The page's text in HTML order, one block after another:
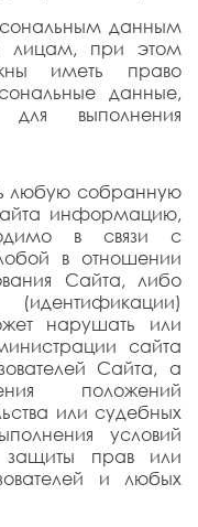
данным
лицам, при этом
иметь право
данные,
выполнения
любую собранную
информацию,
в связи с
в отношении
Сайта, либо
нарушать или
сайта
Сайта, а
положений
или судебных
условий
защиты прав или
и любых